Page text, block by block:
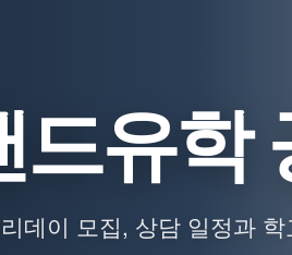
드유학
데이 모집, 상담 일정과